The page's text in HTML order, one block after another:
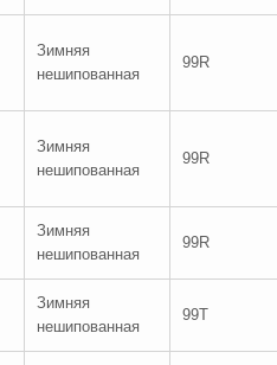
Зимняя
нешипованная
99R
Зимняя
нешипованная
99R
Зимняя
нешипованная
99R
Зимняя
нешипованная
99T